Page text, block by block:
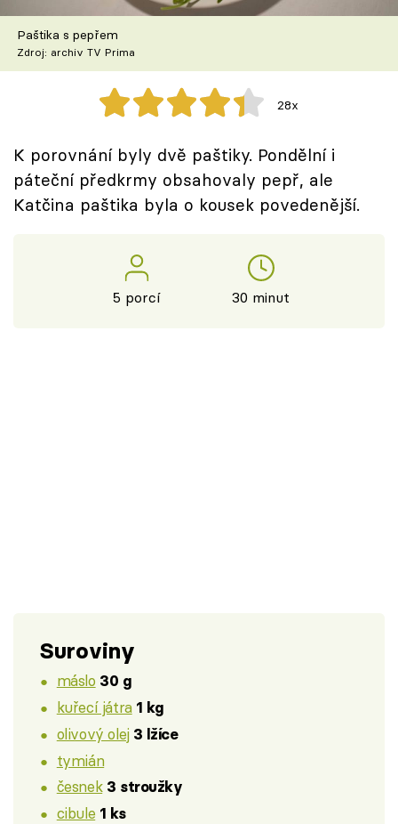
Škola vaření
Recepty z TV
Speciál: Cuketa
Těhotnej kuchař
Sledujte prima+
Paštika s pepřem
Zdroj: archiv TV Prima
28x
K porovnání byly dvě paštiky. Pondělní i
páteční předkrmy obsahovaly pepř, ale
Katčina paštika byla o kousek povedenější.
5 porcí 30 minut
Suroviny
máslo 30 g
kuřecí játra 1 kg
olivový olej 3 lžíce
tymián
česnek 3 stroužky
cibule 1 ks